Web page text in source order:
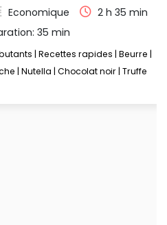
Economique
2 h 35 min
35 min
Recettes rapides Beurre
Nutella Chocolat noir Truffe